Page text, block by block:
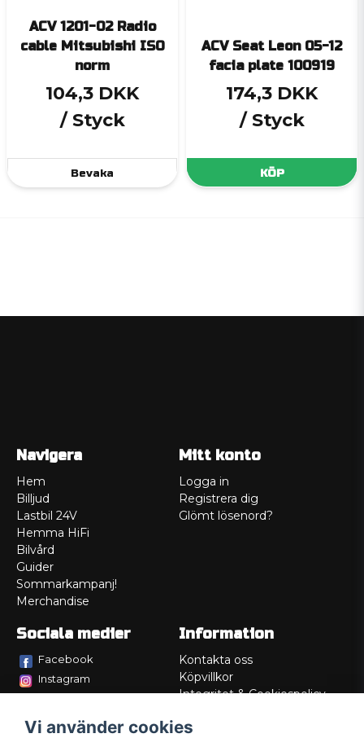
ACV 1201-02 Radio
cable Mitsubishi ISO
norm
104,3 DKK
/ Styck
Bevaka
ACV Seat Leon 05-12
facia plate 100919
174,3 DKK
/ Styck
KÖP
Navigera
Hem
Billjud
Lastbil 24V
Hemma HiFi
Bilvård
Guider
Sommarkampanj!
Merchandise
Mitt konto
Logga in
Registrera dig
Glömt lösenord?
Sociala medier
Facebook
Instagram
Information
Kontakta oss
Köpvillkor
Integritet & Cookiespolicy
Service/Garanti
Vi använder cookies